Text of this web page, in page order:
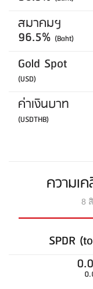
สมาคมฯ
96.5% (Baht)
Gold Spot
(USD)
ค่าเงินบาท
(USDTHB)
ความเ
8
SPDR